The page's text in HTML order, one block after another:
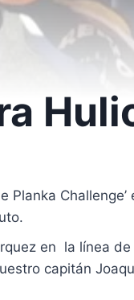
en la línea
capitán